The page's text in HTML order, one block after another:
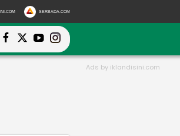
SERBADA.COM